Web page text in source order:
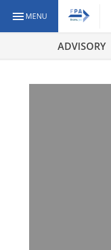
MENU
ADVISORY